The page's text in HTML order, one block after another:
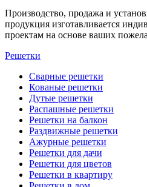
Производство, продажа и
продукция изготавливается
проектам на основе ваших
Решетки
Сварные решетки
Кованые решетки
Дутые решетки
Распашные решетки
Решетки на балкон
Раздвижные решетки
Ажурные решетки
Решетки для дачи
Решетки для цветов
Решетки в квартиру